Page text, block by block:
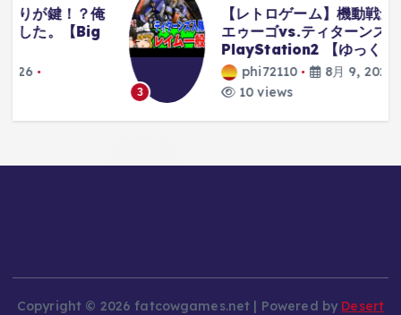
【レトロゲーム】機動戦士Zガンダム
エゥーゴvs.ティターンズ
PlayStation2 【ゆっくり実況】
phi72110
8月 9, 2026
10 views
Copyright © 2026 fatcowgames.net | Powered by Desert